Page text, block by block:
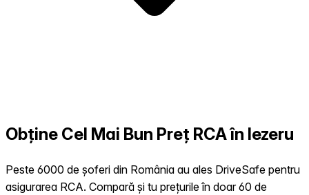
Obține Cel Mai Bun Preț RCA în Iezeru
Peste 6000 de șoferi din România au ales DriveSafe pentru
asigurarea RCA. Compară și tu prețurile în doar 60 de